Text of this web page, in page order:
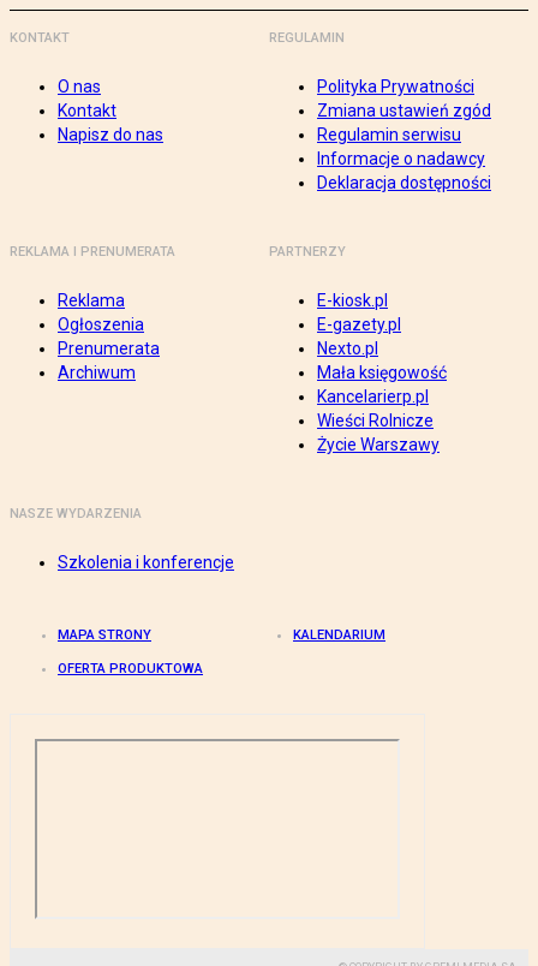
KONTAKT
O nas
Kontakt
Napisz do nas
REGULAMIN
Polityka Prywatności
Zmiana ustawień zgód
Regulamin serwisu
Informacje o nadawcy
Deklaracja dostępności
REKLAMA I PRENUMERATA
Reklama
Ogłoszenia
Prenumerata
Archiwum
PARTNERZY
E-kiosk.pl
E-gazety.pl
Nexto.pl
Mała księgowość
Kancelarierp.pl
Wieści Rolnicze
Życie Warszawy
NASZE WYDARZENIA
Szkolenia i konferencje
MAPA STRONY KALENDARIUM
OFERTA PRODUKTOWA